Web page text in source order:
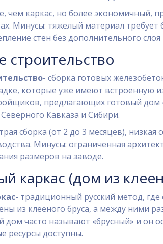
чем каркас, но более экономичный,
Минусы: тяжелый материал требует
стен без дополнительного
строительство
- сборка готовых
которые уже имеют встроенную
предлагающих готовый дом
Кавказа и Сибири.
сборка (от 2 до 3 месяцев), низкая
Минусы: ограниченная
размеров на заводе.
каркас (дом из
- традиционный русский метод,
из клееного бруса, а между ними
дом часто называют «брусный» и он
ресурсы доступны.